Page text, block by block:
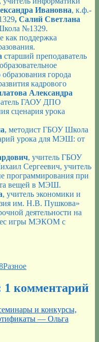
Ивановна, к.ф.-
, Салий Светлана
№1329.
как поддержка
старший преподаватель
города
кадрового
Александра
ГАОУ ДПО
сценария урока
, методист ГБОУ Школа
урока для МЭШ: от
, учитель ГБОУ
Сергеевич, учитель
при
вещей в МЭШ.
, учитель экономики и
им. Н.В. Пушкова»
деятельности на
игры МЭКОМ с
Разное
комментарий
и конкурсы,
— Ольга